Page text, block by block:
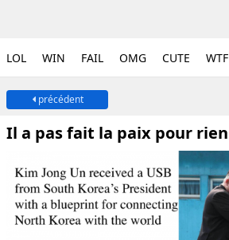
LOL WIN FAIL OMG CUTE WTF
précédent
Il a pas fait la paix pour rien